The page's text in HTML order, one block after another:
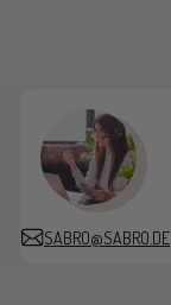
SABRO@SABRO.DE